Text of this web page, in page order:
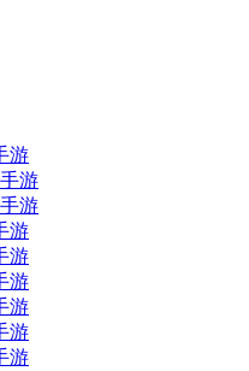
游
游
游
游
游
游
游
游
游